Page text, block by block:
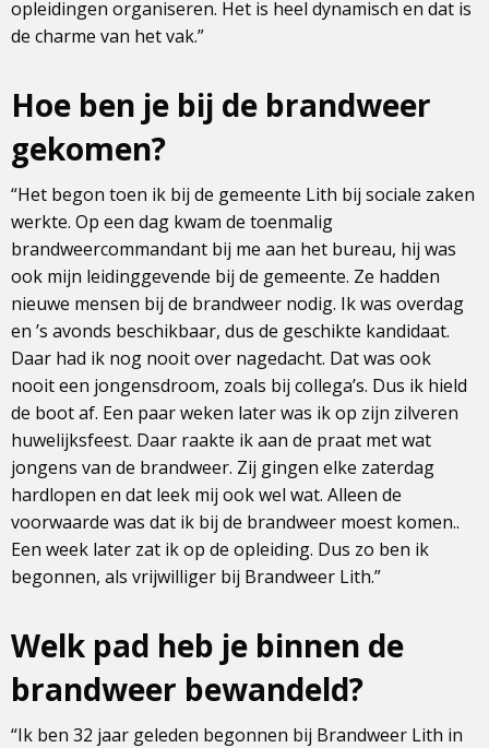
opleidingen organiseren. Het is heel dynamisch en dat is
de charme van het vak.”
Hoe ben je bij de brandweer
gekomen?
“Het begon toen ik bij de gemeente Lith bij sociale zaken
werkte. Op een dag kwam de toenmalig
brandweercommandant bij me aan het bureau, hij was
ook mijn leidinggevende bij de gemeente. Ze hadden
nieuwe mensen bij de brandweer nodig. Ik was overdag
en ’s avonds beschikbaar, dus de geschikte kandidaat.
Daar had ik nog nooit over nagedacht. Dat was ook
nooit een jongensdroom, zoals bij collega’s. Dus ik hield
de boot af. Een paar weken later was ik op zijn zilveren
huwelijksfeest. Daar raakte ik aan de praat met wat
jongens van de brandweer. Zij gingen elke zaterdag
hardlopen en dat leek mij ook wel wat. Alleen de
voorwaarde was dat ik bij de brandweer moest komen..
Een week later zat ik op de opleiding. Dus zo ben ik
begonnen, als vrijwilliger bij Brandweer Lith.”
Welk pad heb je binnen de
brandweer bewandeld?
“Ik ben 32 jaar geleden begonnen bij Brandweer Lith in